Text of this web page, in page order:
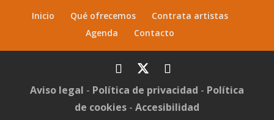
Inicio Qué ofrecemos
Contrata artistas
Agenda
Contacto
Aviso legal - Política de privacidad - Política
de cookies- Accesibilidad